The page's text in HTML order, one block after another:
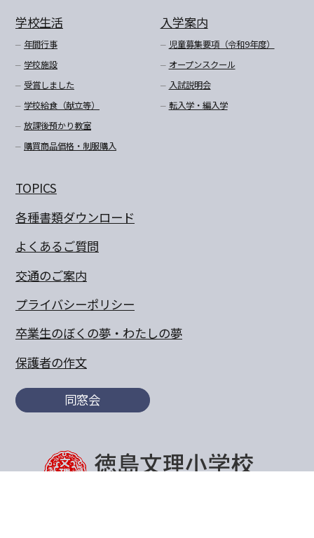
学校生活
年間行事
学校施設
受賞しました
学校給食（献立等）
放課後預かり教室
購買商品価格・制服購入
入学案内
児童募集要項（令和9年度）
オープンスクール
入試説明会
転入学・編入学
TOPICS
各種書類ダウンロード
よくあるご質問
交通のご案内
プライバシーポリシー
卒業生のぼくの夢・わたしの夢
保護者の作文
同窓会